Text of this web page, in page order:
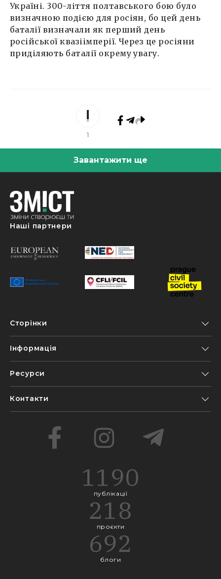
Україні. 300-ліття полтавського бою було
визначною подією для росіян, бо цей день
баталії визначали як перший день
російської квазіімперії. Через це росіяни
приділяють баталії окрему увагу.
1
Завантажити ще
Наші партнери
Сторінки
Інформація
Ресурси
Контакти
1190
публікації
218
проєкти
692
блоги